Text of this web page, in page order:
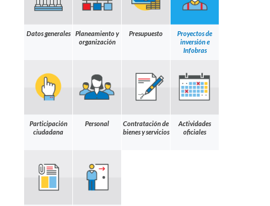
Datos generales
Planeamiento y
organización
Presupuesto
Proyectos de
inversión e
Infobras
Participación
ciudadana
Personal
Contratación de
bienes y servicios
Actividades
oficiales